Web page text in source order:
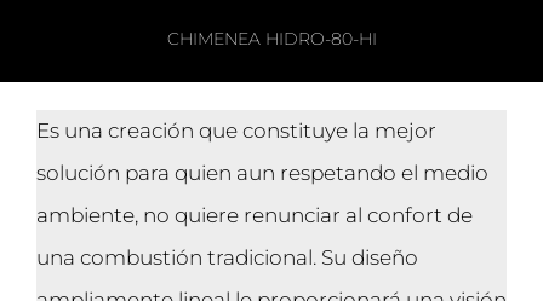
CHIMENEA HIDRO-80-HI
Es una creación que constituye la mejor
solución para quien aun respetando el medio
ambiente, no quiere renunciar al confort de
una combustión tradicional. Su diseño